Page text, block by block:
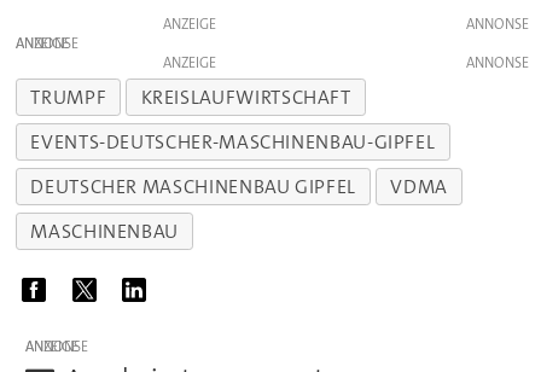
ANZEIGE
ANZEIGE
ANZEIGE
TRUMPF
KREISLAUFWIRTSCHAFT
EVENTS-DEUTSCHER-MASCHINENBAU-GIPFEL
DEUTSCHER MASCHINENBAU GIPFEL
VDMA
MASCHINENBAU
ANZEIGE